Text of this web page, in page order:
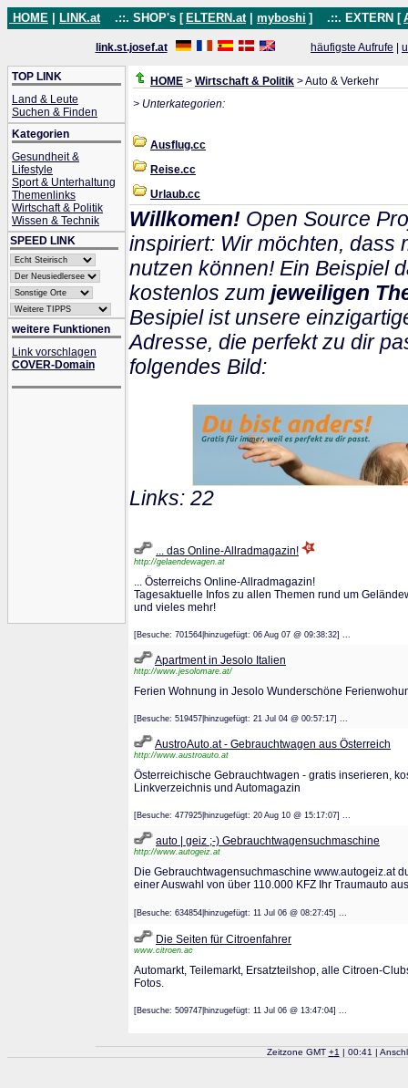
HOME LINK.at .::. SHOP's [ ELTERN.at myboshi ] .::. EXTERN [
link.st.josef.at häufigste Aufrufe
TOP LINK
Land & Leute
Suchen & Finden
Kategorien
Gesundheit &
Lifestyle
Sport & Unterhaltung
Themenlinks
Wirtschaft & Politik
Wissen & Technik
SPEED LINK
weitere Funktionen
Link vorschlagen
COVER-Domain
HOME > Wirtschaft & Politik > Auto & Verkehr
> Unterkategorien:
Ausflug.cc
Reise.cc
Urlaub.cc
Willkomen! Open Source
inspiriert: Wir möchten, dass
nutzen können! Ein Beispiel
kostenlos zum jeweiligen
Besipiel ist unsere
Adresse, die perfekt zu dir
folgendes Bild:
Links: 22
... das Online-Allradmagazin!
http://gelaendewagen.at
... Österreichs Online-Allradmagazin!
Tagesaktuelle Infos zu allen Themen rund um
und vieles mehr!
[Besuche: 701564|hinzugefügt: 06 Aug 07 @ 09:38:32] ...
Apartment in Jesolo Italien
http://www.jesolomare.at/
Ferien Wohnung in Jesolo Wunderschöne
[Besuche: 519457|hinzugefügt: 21 Jul 04 @ 00:57:17] ...
AustroAuto.at - Gebrauchtwagen aus Österreich
http://www.austroauto.at
Österreichische Gebrauchtwagen - gratis inserieren,
Linkverzeichnis und Automagazin
[Besuche: 477925|hinzugefügt: 20 Aug 10 @ 15:17:07] ...
auto | geiz ;-) Gebrauchtwagensuchmaschine
http://www.autogeiz.at
Die Gebrauchtwagensuchmaschine www.autogeiz.at
einer Auswahl von über 110.000 KFZ Ihr Traumauto
[Besuche: 634854|hinzugefügt: 11 Jul 06 @ 08:27:45] ...
Die Seiten für Citroenfahrer
www.citroen.ac
Automarkt, Teilemarkt, Ersatzteilshop, alle Citroen-
Fotos.
[Besuche: 509747|hinzugefügt: 11 Jul 06 @ 13:47:04] ...
Zeitzone GMT +1 | 00:41 |